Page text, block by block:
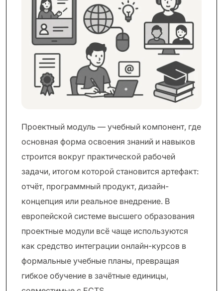
Проектный модуль — учебный компонент, где
основная форма освоения знаний и навыков
строится вокруг практической рабочей
задачи, итогом которой становится артефакт:
отчёт, программный продукт, дизайн-
концепция или реальное внедрение. В
европейской системе высшего образования
проектные модули всё чаще используются
как средство интеграции онлайн-курсов в
формальные учебные планы, превращая
гибкое обучение в зачётные единицы,